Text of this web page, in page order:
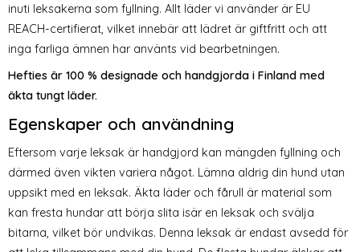
inuti leksakerna som fyllning. Allt läder vi använder är EU
REACH-certifierat, vilket innebär att lädret är giftfritt och att
inga farliga ämnen har använts vid bearbetningen.
Hefties är 100 % designade och handgjorda i Finland med
äkta tungt läder.
Egenskaper och användning
Eftersom varje leksak är handgjord kan mängden fyllning och
därmed även vikten variera något. Lämna aldrig din hund utan
uppsikt med en leksak. Äkta läder och fårull är material som
kan fresta hundar att börja slita isär en leksak och svälja
bitarna, vilket bör undvikas. Denna leksak är endast avsedd för